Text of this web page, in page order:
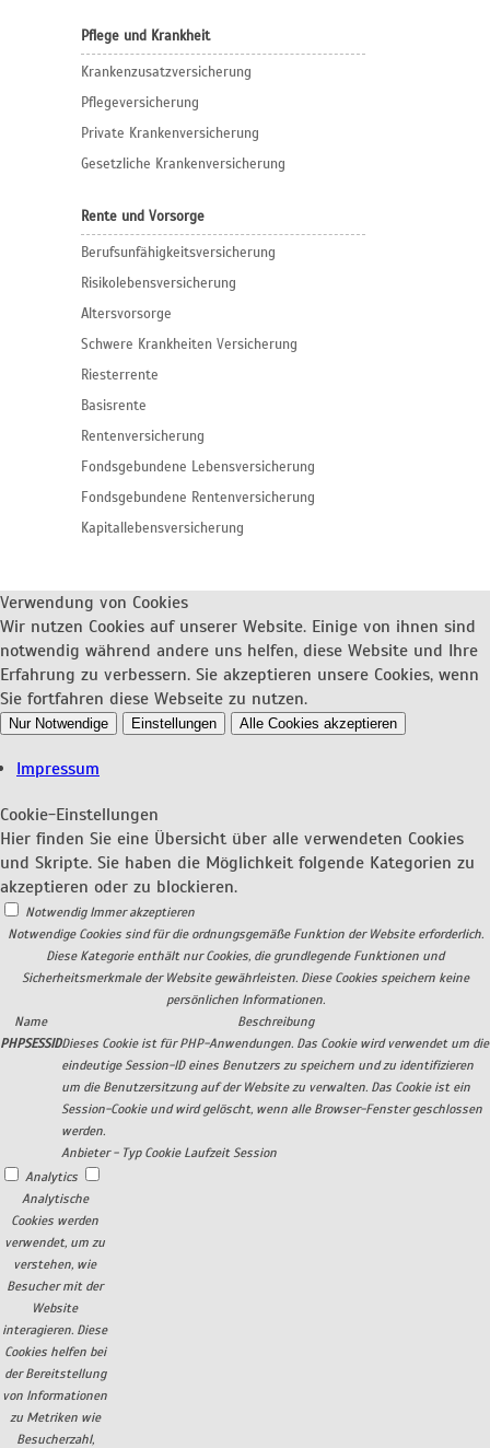
Pflege und Krankheit
Krankenzusatzversicherung
Pflegeversicherung
Private Krankenversicherung
Gesetzliche Krankenversicherung
Rente und Vorsorge
Berufs­unfähigkeitsversicherung
Risikolebensversicherung
Altersvorsorge
Schwere Krankheiten Versicherung
Riesterrente
Basisrente
Rentenversicherung
Fondsgebundene Lebensversicherung
Fondsgebundene Rentenversicherung
Kapitallebensversicherung
Verwendung von Cookies
Wir nutzen Cookies auf unserer Website. Einige von ihnen sind
notwendig während andere uns helfen, diese Website und Ihre
Erfahrung zu verbessern. Sie akzeptieren unsere Cookies, wenn
Sie fortfahren diese Webseite zu nutzen.
Nur Notwendige Einstellungen Alle Cookies akzeptieren
Impressum
Cookie-Einstellungen
Hier finden Sie eine Übersicht über alle verwendeten Cookies
und Skripte. Sie haben die Möglichkeit folgende Kategorien zu
akzeptieren oder zu blockieren.
Notwendig Immer akzeptieren
Notwendige Cookies sind für die ordnungsgemäße Funktion der Website erforderlich.
Diese Kategorie enthält nur Cookies, die grundlegende Funktionen und
Sicherheitsmerkmale der Website gewährleisten. Diese Cookies speichern keine
persönlichen Informationen.
Name
Beschreibung
PHPSESSIDDieses Cookie ist für PHP-Anwendungen. Das Cookie wird verwendet um die
eindeutige Session-ID eines Benutzers zu speichern und zu identifizieren
um die Benutzersitzung auf der Website zu verwalten. Das Cookie ist ein
Session-Cookie und wird gelöscht, wenn alle Browser-Fenster geschlossen
werden.
Anbieter - Typ Cookie Laufzeit Session
Analytics
Analytische
Cookies werden
verwendet, um zu
verstehen, wie
Besucher mit der
Website
interagieren. Diese
Cookies helfen bei
der Bereitstellung
von Informationen
zu Metriken wie
Besucherzahl,